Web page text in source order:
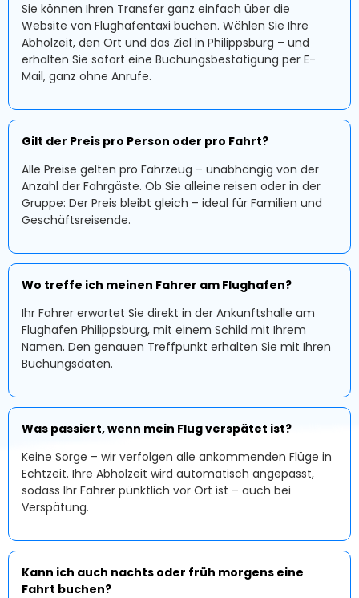
Sie können Ihren Transfer ganz einfach über die
Website von Flughafentaxi buchen. Wählen Sie Ihre
Abholzeit, den Ort und das Ziel in Philippsburg – und
erhalten Sie sofort eine Buchungsbestätigung per E-
Mail, ganz ohne Anrufe.
Gilt der Preis pro Person oder pro Fahrt?
Alle Preise gelten pro Fahrzeug – unabhängig von der
Anzahl der Fahrgäste. Ob Sie alleine reisen oder in der
Gruppe: Der Preis bleibt gleich – ideal für Familien und
Geschäftsreisende.
Wo treffe ich meinen Fahrer am Flughafen?
Ihr Fahrer erwartet Sie direkt in der Ankunftshalle am
Flughafen Philippsburg, mit einem Schild mit Ihrem
Namen. Den genauen Treffpunkt erhalten Sie mit Ihren
Buchungsdaten.
Was passiert, wenn mein Flug verspätet ist?
Keine Sorge – wir verfolgen alle ankommenden Flüge in
Echtzeit. Ihre Abholzeit wird automatisch angepasst,
sodass Ihr Fahrer pünktlich vor Ort ist – auch bei
Verspätung.
Kann ich auch nachts oder früh morgens eine
Fahrt buchen?